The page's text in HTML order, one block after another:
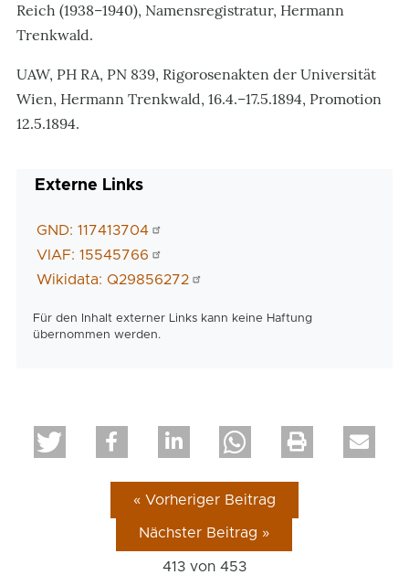
Reich (1938–1940), Namensregistratur, Hermann
Trenkwald.
UAW, PH RA, PN 839, Rigorosenakten der Universität
Wien, Hermann Trenkwald, 16.4.–17.5.1894, Promotion
12.5.1894.
Externe Links
GND: 117413704
VIAF: 15545766
Wikidata: Q29856272
Für den Inhalt externer Links kann keine Haftung
übernommen werden.
« Vorheriger Beitrag
Nächster Beitrag »
413 von 453